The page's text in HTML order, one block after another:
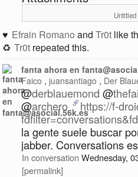
Efrain Romano andTr0t like
Tr0t repeated this.
fanta ahora en
Faico
juansantiago Der
@derblauemond @
@archero
https://f-
la gente suele buscar
jabber. Conversations
In conversation Wednesday,
permalink